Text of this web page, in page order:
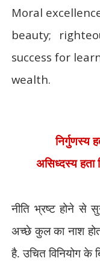
Moral
beauty;
success for
wealth.
निर्गुणस्य
असिध्दस्य हता
नीति भ्रष्ट होने से
अच्छे कुल का नाश
है. उचित विनियोग के